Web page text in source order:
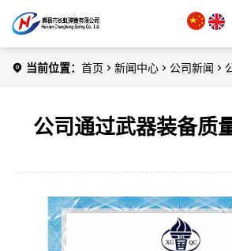
当前位置： 首页 新闻中心 公司新闻
公司通过武器装备质